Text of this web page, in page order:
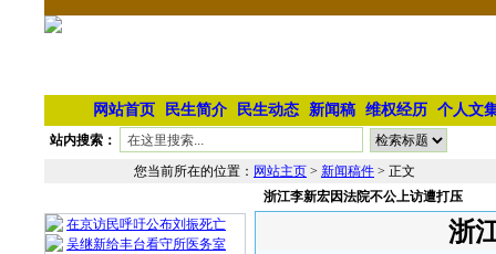
网站首页 民生简介 民生动态 新闻稿 维权经历 个人文
站内搜索：
您当前所在的位置： 网站主页 > 新闻稿件 > 正文
在京访民呼吁公布刘振死亡
吴继新给丰台看守所医务室
浙江李新宏因法院不公上访遭打压
浙